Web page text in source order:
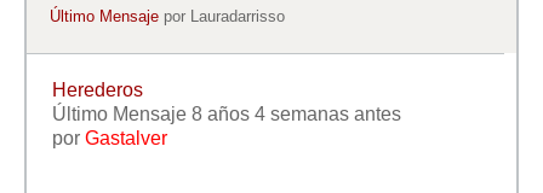
Último Mensaje por Lauradarrisso
Herederos
Último Mensaje 8 años 4 semanas antes
por Gastalver